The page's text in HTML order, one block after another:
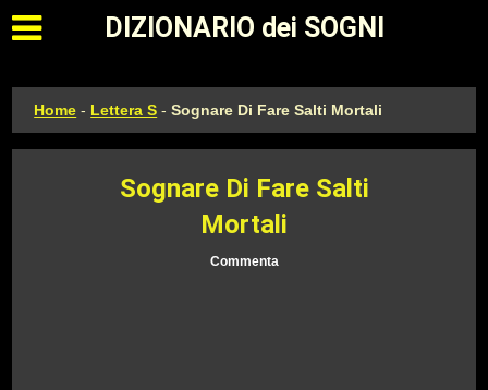
Apri il menu principale
DIZIONARIO dei SOGNI
Home - Lettera S -Sognare Di Fare Salti Mortali
Sognare Di Fare Salti
Mortali
Commenta